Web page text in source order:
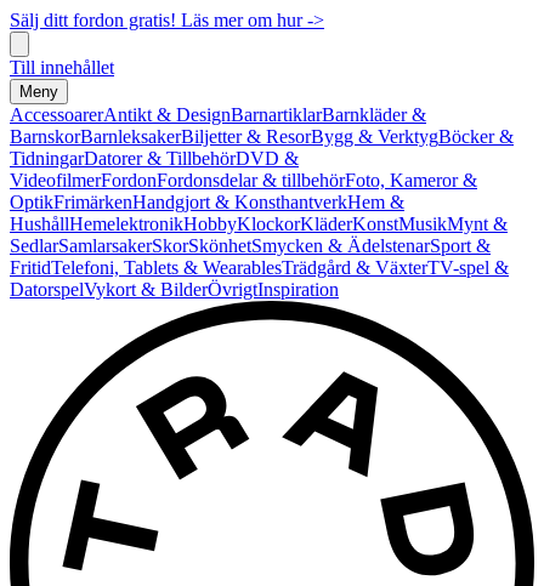
Sälj ditt fordon gratis! Läs mer om hur ->
Till innehållet
Meny
AccessoarerAntikt & DesignBarnartiklarBarnkläder &
BarnskorBarnleksakerBiljetter & ResorBygg & VerktygBöcker &
TidningarDatorer & TillbehörDVD &
VideofilmerFordonFordonsdelar & tillbehörFoto, Kameror &
OptikFrimärkenHandgjort & KonsthantverkHem &
HushållHemelektronikHobbyKlockorKläderKonstMusikMynt &
SedlarSamlarsakerSkorSkönhetSmycken & ÄdelstenarSport &
FritidTelefoni, Tablets & WearablesTrädgård & VäxterTV-spel &
DatorspelVykort & BilderÖvrigtInspiration